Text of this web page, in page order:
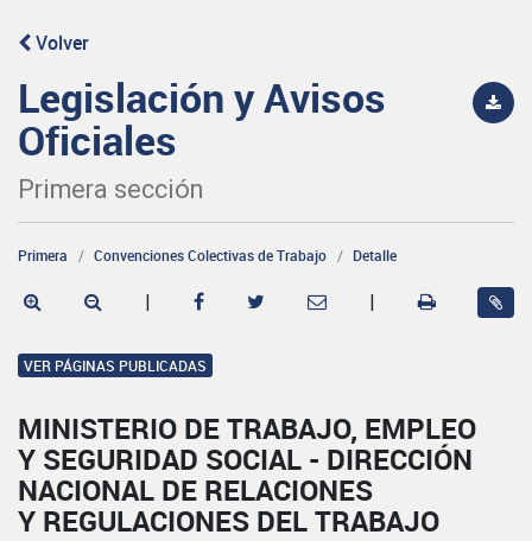
Volver
Legislación y Avisos
Oficiales
Primera sección
Primera Convenciones Colectivas de Trabajo Detalle
| |
VER PÁGINAS PUBLICADAS
MINISTERIO DE TRABAJO, EMPLEO
Y SEGURIDAD SOCIAL - DIRECCIÓN
NACIONAL DE RELACIONES
Y REGULACIONES DEL TRABAJO